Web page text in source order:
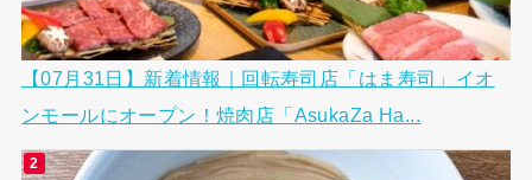
【07月31日】新着情報｜回転寿司店「はま寿司」イオ
ンモールにオープン！焼肉店「AsukaZa Ha...